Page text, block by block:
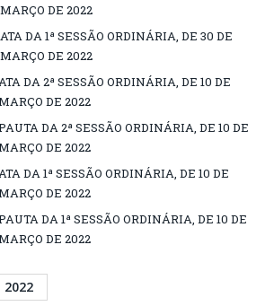
MARÇO DE 2022
ATA DA 1ª SESSÃO ORDINÁRIA, DE 30 DE
MARÇO DE 2022
DA 2ª SESSÃO ORDINÁRIA, DE 10 DE
DE 2022
DA 2ª SESSÃO ORDINÁRIA, DE 10 DE
DE 2022
DA 1ª SESSÃO ORDINÁRIA, DE 10 DE
DE 2022
DA 1ª SESSÃO ORDINÁRIA, DE 10 DE
DE 2022
2022